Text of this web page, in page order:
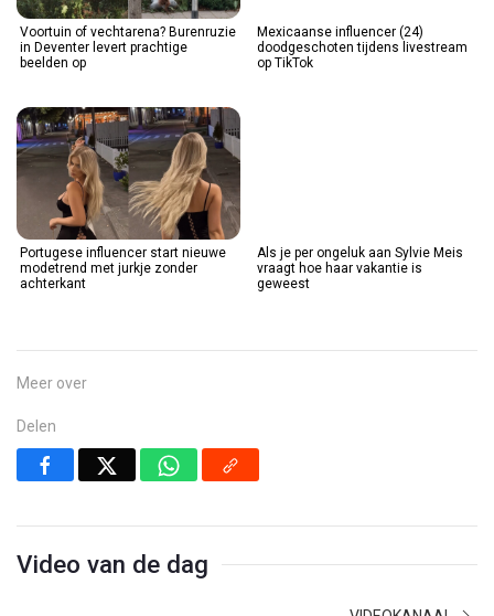
Voortuin of vechtarena? Burenruzie
in Deventer levert prachtige
beelden op
Mexicaanse influencer (24)
doodgeschoten tijdens livestream
op TikTok
Portugese influencer start nieuwe
modetrend met jurkje zonder
achterkant
Als je per ongeluk aan Sylvie Meis
vraagt hoe haar vakantie is
geweest
Meer over
Delen
Video van de dag